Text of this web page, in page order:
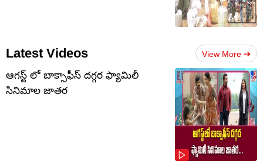
Latest Videos View More
ఆగస్ట్ లో బాక్సాఫీస్ దగ్గర ఫ్యామిలీ
సినిమాల జాతర